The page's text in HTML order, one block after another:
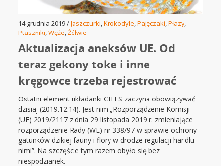
14 grudnia 2019 /Jaszczurki,Krokodyle,Pajęczaki,Płazy,
Ptaszniki,Węże,Żółwie
Aktualizacja aneksów UE. Od
teraz gekony toke i inne
kręgowce trzeba rejestrować
Ostatni element układanki CITES zaczyna obowiązywać
dzisiaj (2019.12.14). Jest nim „Rozporządzenie Komisji
(UE) 2019/2117 z dnia 29 listopada 2019 r. zmieniające
rozporządzenie Rady (WE) nr 338/97 w sprawie ochrony
gatunków dzikiej fauny i flory w drodze regulacji handlu
nimi”. Na szczęście tym razem obyło się bez
niespodzianek.